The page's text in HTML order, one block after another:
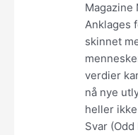
Magazine
Anklages
skinnet
verdier
nå nye
heller
Svar